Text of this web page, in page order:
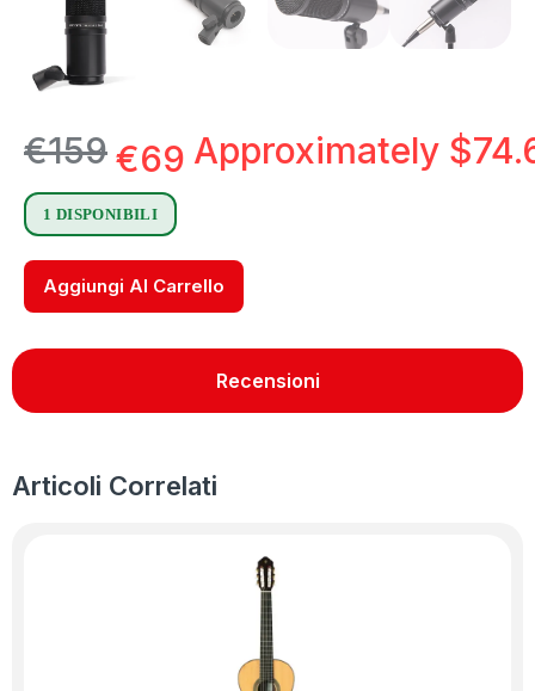
€159€69 Approximately $
1 DISPONIBILI
Aggiungi Al Carrello
Recensioni
Articoli Correlati